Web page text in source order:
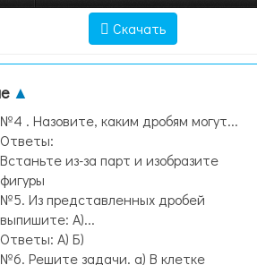
Скачать
▲
№4 . Назовите, каким дробям могут...
Ответы:
Встаньте из-за парт и изобразите
фигуры
№5. Из представленных дробей
выпишите: А)...
Ответы: А) Б)
№6. Решите задачи. а) В клетке